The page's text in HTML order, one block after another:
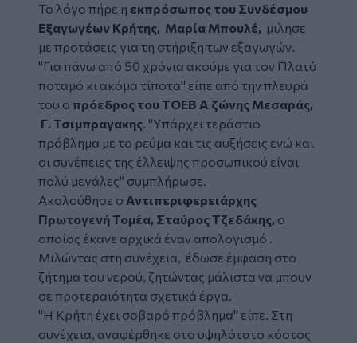
Το λόγο πήρε η εκπρόσωπος του Συνδέσμου
Εξαγωγέων Κρήτης, Μαρία Μπουλέ, μιλησε
με προτάσεις για τη στήριξη των εξαγωγών.
"Για πάνω από 50 χρόνια ακούμε για τον Πλατύ
ποταμό κι ακόμα τίποτα" είπε από την πλευρά
του ο πρόεδρος του ΤΟΕΒ Α ζώνης Μεσαράς,
Γ. Τσιμπραγακης. "Υπάρχει τεράστιο
πρόβλημα με το ρεύμα και τις αυξήσεις ενώ και
οι συνέπειες της έλλειψης προσωπικού είναι
πολύ μεγάλες" συμπλήρωσε.
Ακολούθησε ο Αντιπεριφερειάρχης
Πρωτογενή Τομέα, Σταύρος Τζεδάκης, ο
οποίος έκανε αρχικά έναν απολογισμό .
Μιλώντας στη συνέχεια, έδωσε έμφαση στο
ζήτημα του νερού, ζητώντας μάλιστα να μπουν
σε προτεραιότητα σχετικά έργα.
"Η Κρήτη έχει σοβαρό πρόβλημα" είπε. Στη
συνέχεια, αναφέρθηκε στο υψηλότατο κόστος